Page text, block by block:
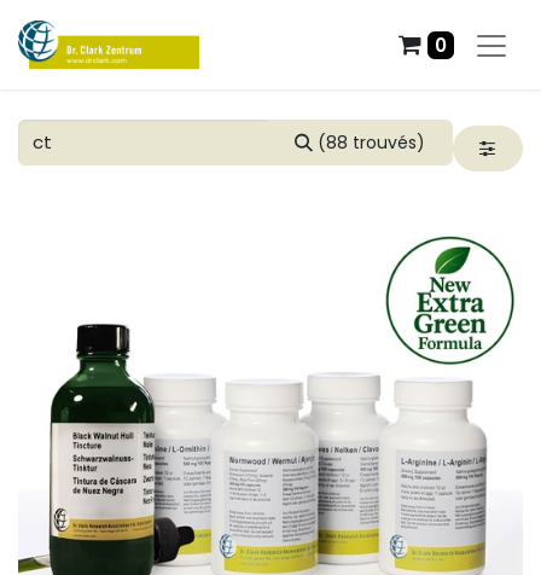
0
(88 trouvés)